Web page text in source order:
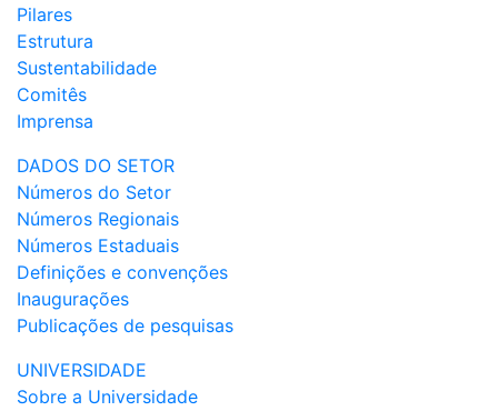
Pilares
Estrutura
Sustentabilidade
Comitês
Imprensa
DADOS DO SETOR
Números do Setor
Números Regionais
Números Estaduais
Definições e convenções
Inaugurações
Publicações de pesquisas
UNIVERSIDADE
Sobre a Universidade